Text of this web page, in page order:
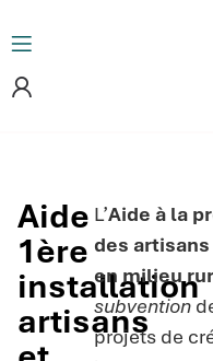
Aide
1ère
installation
artisans
L’Aide à la
des
en milieu
subvention
projets de